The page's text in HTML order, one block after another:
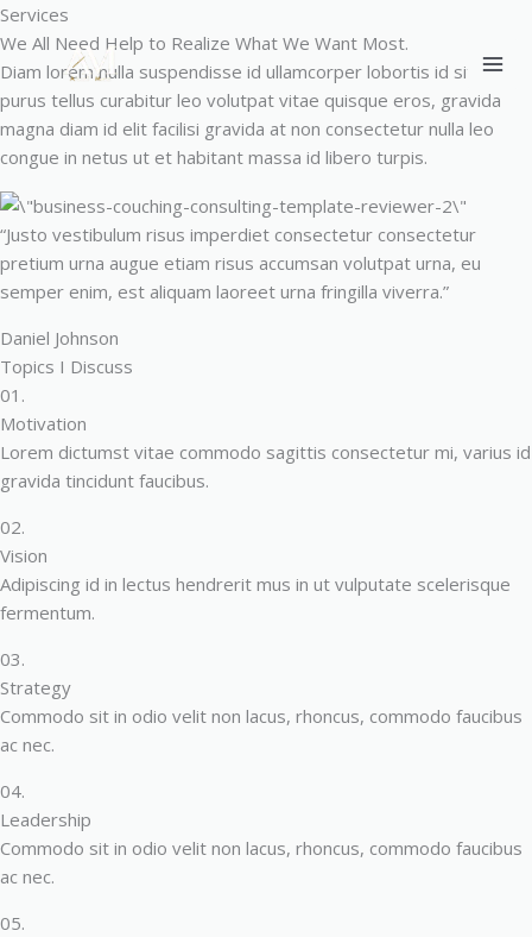
Ir
al
contenido
Services
We All Need Help to Realize What We Want Most.
Diam lorem nulla suspendisse id ullamcorper lobortis id sit nisl
purus tellus curabitur leo volutpat vitae quisque eros, gravida
magna diam id elit facilisi gravida at non consectetur nulla leo
congue in netus ut et habitant massa id libero turpis.
“Justo vestibulum risus imperdiet consectetur consectetur
pretium urna augue etiam risus accumsan volutpat urna, eu
semper enim, est aliquam laoreet urna fringilla viverra.”
Daniel Johnson
Topics I Discuss
01.
Motivation
Lorem dictumst vitae commodo sagittis consectetur mi, varius id
gravida tincidunt faucibus.
02.
Vision
Adipiscing id in lectus hendrerit mus in ut vulputate scelerisque
fermentum.
03.
Strategy
Commodo sit in odio velit non lacus, rhoncus, commodo faucibus
ac nec.
04.
Leadership
Commodo sit in odio velit non lacus, rhoncus, commodo faucibus
ac nec.
05.